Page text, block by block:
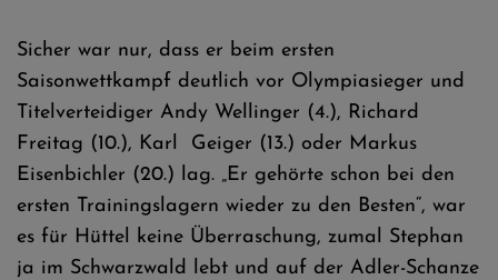
Sicher war nur, dass er beim ersten
Saisonwettkampf deutlich vor Olympiasieger und
Titelverteidiger Andy Wellinger (4.), Richard
Freitag (10.), Karl Geiger (13.) oder Markus
Eisenbichler (20.) lag. „Er gehörte schon bei den
ersten Trainingslagern wieder zu den Besten“, war
es für Hüttel keine Überraschung, zumal Stephan
ja im Schwarzwald lebt und auf der Adler-Schanze